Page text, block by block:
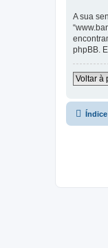
A sua
phpBB.
Voltar à